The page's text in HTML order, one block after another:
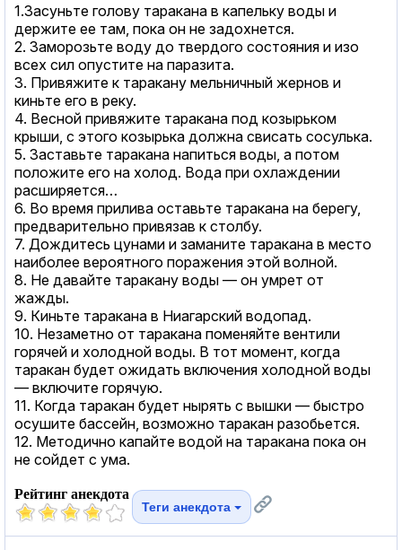
1.Засуньте голову таракана в капельку воды и
держите ее там, пока он не задохнется.
2. Заморозьте воду до твердого состояния и изо
всех сил опустите на паразита.
3. Привяжите к таракану мельничный жернов и
киньте его в реку.
4. Весной привяжите таракана под козырьком
крыши, с этого козырька должна свисать сосулька.
5. Заставьте таракана напиться воды, а потом
положите его на холод. Вода при охлаждении
расширяется…
6. Во время прилива оставьте таракана на берегу,
предварительно привязав к столбу.
7. Дождитесь цунами и заманите таракана в место
наиболее вероятного поражения этой волной.
8. Не давайте таракану воды — он умрет от
жажды.
9. Киньте таракана в Ниагарский водопад.
10. Незаметно от таракана поменяйте вентили
горячей и холодной воды. В тот момент, когда
таракан будет ожидать включения холодной воды
— включите горячую.
11. Когда таракан будет нырять с вышки — быстро
осушите бассейн, возможно таракан разобьется.
12. Методично капайте водой на таракана пока он
не сойдет с ума.
Рейтинг анекдота
Теги анекдота